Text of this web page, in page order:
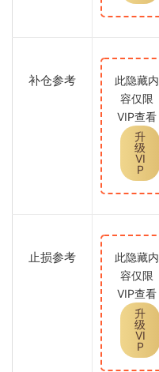
补仓参考
此隐藏内
容仅限
VIP查看
升
级
VI
P
止损参考
此隐藏内
容仅限
VIP查看
升
级
VI
P